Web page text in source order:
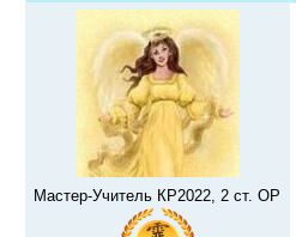
Мастер-Учитель КР2022, 2 ст. ОР